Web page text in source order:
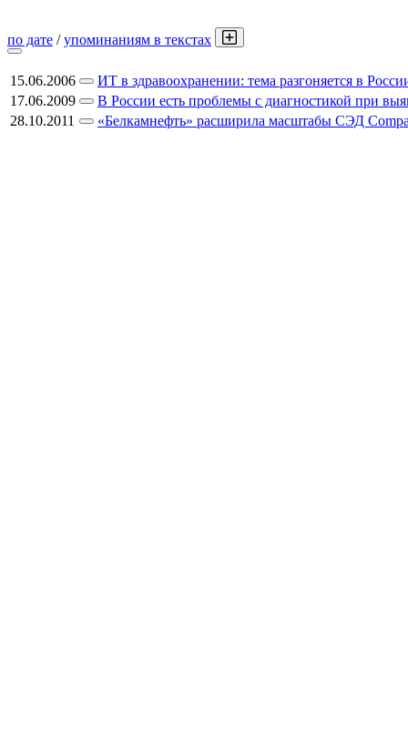
по дате /упоминаниям в текстах
15.06.2006
ИТ в здравоохранении: тема разгоняется в
17.06.2009
В России есть проблемы с диагностикой при
28.10.2011
«Белкамнефть» расширила масштабы СЭД